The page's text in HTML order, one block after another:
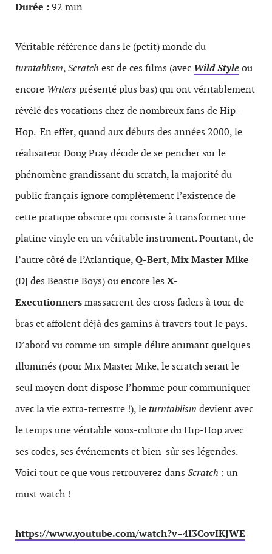
Durée :92 min
Véritable référence dans le (petit) monde du
turntablism,Scratch est de ces films (avec Wild Styleou
encore Writers présenté plus bas) qui ont véritablement
révélé des vocations chez de nombreux fans de Hip-
Hop. En effet, quand aux débuts des années 2000, le
réalisateur Doug Pray décide de se pencher sur le
phénomène grandissant du scratch, la majorité du
public français ignore complètement l’existence de
cette pratique obscure qui consiste à transformer une
platine vinyle en un véritable instrument. Pourtant, de
l’autre côté de l’Atlantique,Q-Bert,Mix Master Mike
(DJ des Beastie Boys) ou encore les X-
Executionnersmassacrent des cross faders à tour de
bras et affolent déjà des gamins à travers tout le pays.
D’abord vu comme un simple délire animant quelques
illuminés (pour Mix Master Mike, le scratch serait le
seul moyen dont dispose l’homme pour communiquer
avec la vie extra-terrestre !), le turntablism devient avec
le temps une véritable sous-culture du Hip-Hop avec
ses codes, ses événements et bien-sûr ses légendes.
Voici tout ce que vous retrouverez dans Scratch : un
must watch !
https://www.youtube.com/watch?v=4I3CovIKJWE